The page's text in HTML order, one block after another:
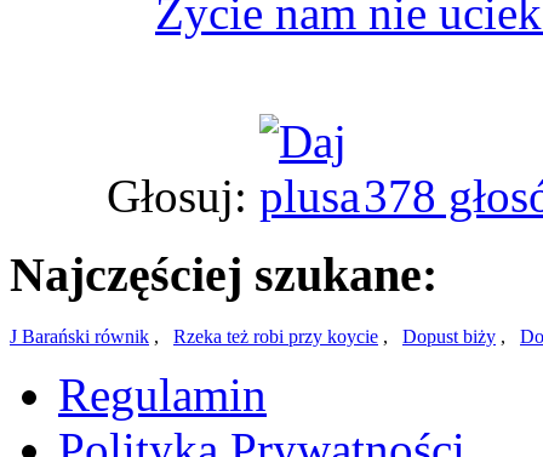
Życie nam nie
Głosuj: 378
Najczęściej szukane:
J Barański równik , Rzeka też robi przy koycie , Dopust biży ,
Regulamin